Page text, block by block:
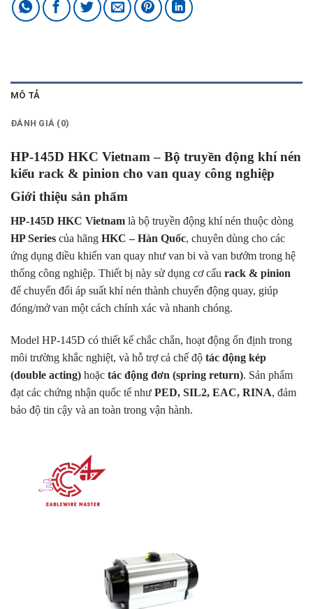
MÔ TẢ
ĐÁNH GIÁ (0)
HP-145D HKC Vietnam – Bộ truyền động khí nén
kiểu rack & pinion cho van quay công nghiệp
Giới thiệu sản phẩm
HP-145D HKC Vietnam là bộ truyền động khí nén thuộc dòng
HP Series của hãng HKC – Hàn Quốc, chuyên dùng cho các
ứng dụng điều khiển van quay như van bi và van bướm trong hệ
thống công nghiệp. Thiết bị này sử dụng cơ cấu rack & pinion
để chuyển đổi áp suất khí nén thành chuyển động quay, giúp
đóng/mở van một cách chính xác và nhanh chóng.
Model HP-145D có thiết kế chắc chắn, hoạt động ổn định trong
môi trường khắc nghiệt, và hỗ trợ cả chế độ tác động kép
(double acting) hoặc tác động đơn (spring return). Sản phẩm
đạt các chứng nhận quốc tế như PED, SIL2, EAC, RINA, đảm
bảo độ tin cậy và an toàn trong vận hành.